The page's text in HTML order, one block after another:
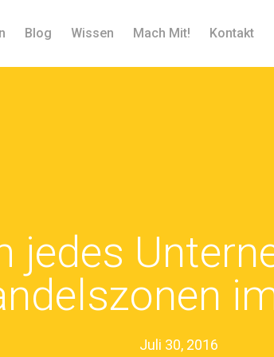
Blog Wissen Mach Mit! Kontakt
jedes
Juli 30, 2016